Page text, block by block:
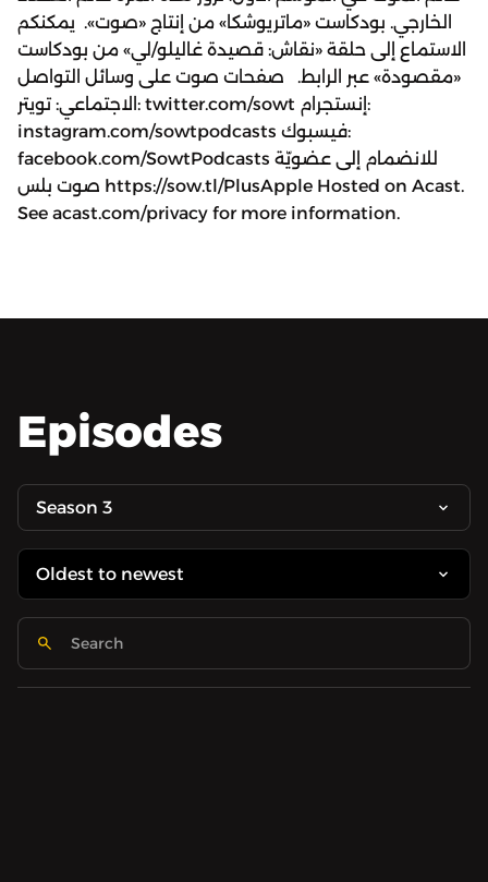
الخارجي. بودكاست «ماتريوشكا» من إنتاج «صوت». يمكنكم
الاستماع إلى حلقة «نقاش: قصيدة غاليلو/لي» من بودكاست
«مقصودة» عبر الرابط. صفحات صوت على وسائل التواصل
الاجتماعي: تويتر: twitter.com/sowt إنستجرام:
instagram.com/sowtpodcasts فيسبوك:
facebook.com/SowtPodcasts للانضمام إلى عضويّة
صوت بلس https://sow.tl/PlusApple Hosted on Acast.
See acast.com/privacy for more information.
Episodes
Season 3